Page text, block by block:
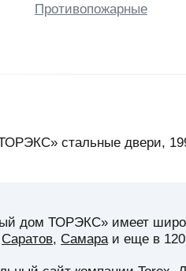
Противопожарные
стальные двери,
дом ТОРЭКС» имеет
Саратов, Самараи еще в 120